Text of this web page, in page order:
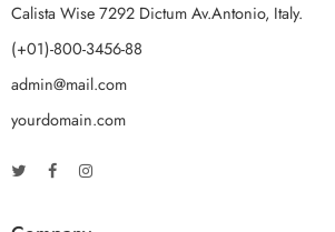
Calista Wise 7292 Dictum Av.Antonio, Italy.
(+01)-800-3456-88
admin@mail.com
yourdomain.com